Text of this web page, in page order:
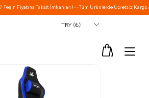
TRY (₺)